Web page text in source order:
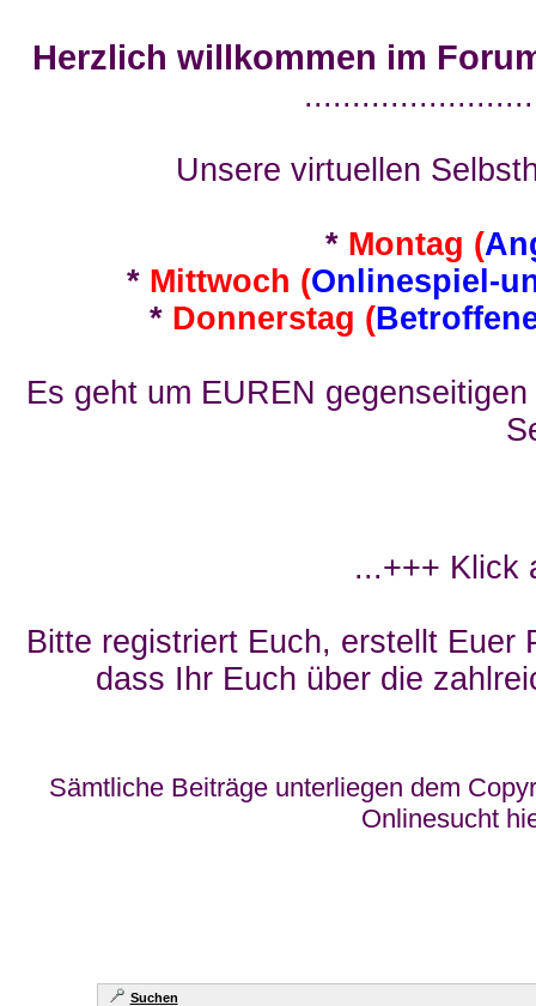
Herzlich willkommen im
Unsere virtuellen
* Montag (
* Mittwoch (Onlinespiel-
* Donnerstag (
Es geht um EUREN
...+++ Klick
Bitte registriert Euch, erstellt Euer
dass Ihr Euch über die
Sämtliche Beiträge unterliegen dem
Onlinesucht
Suchen